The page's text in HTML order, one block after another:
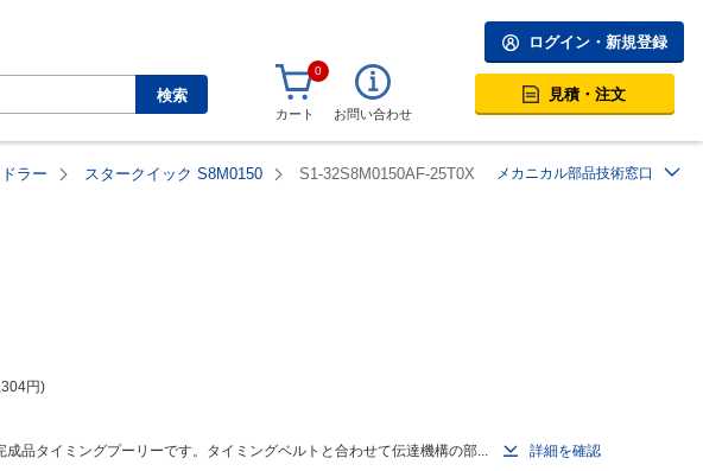
検索
ログイン・新規登録
0
カート お問い合わせ
見積・注文
ラー スタークイック S8M0150 S1-32S8M0150AF-25T0X メカニカル部品技術窓口
円
品タイミングプーリーです。タイミングベルトと合わせて伝達機構の部...
詳細を確認